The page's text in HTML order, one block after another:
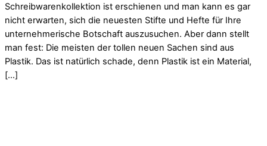
Schreibwarenkollektion ist erschienen und man kann es gar
nicht erwarten, sich die neuesten Stifte und Hefte für Ihre
unternehmerische Botschaft auszusuchen. Aber dann stellt
man fest: Die meisten der tollen neuen Sachen sind aus
Plastik. Das ist natürlich schade, denn Plastik ist ein Material,
[…]